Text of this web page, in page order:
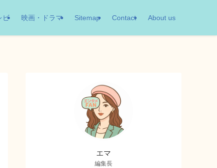
ビ 映画・ドラマ Sitemap Contact About us
エマ
編集長